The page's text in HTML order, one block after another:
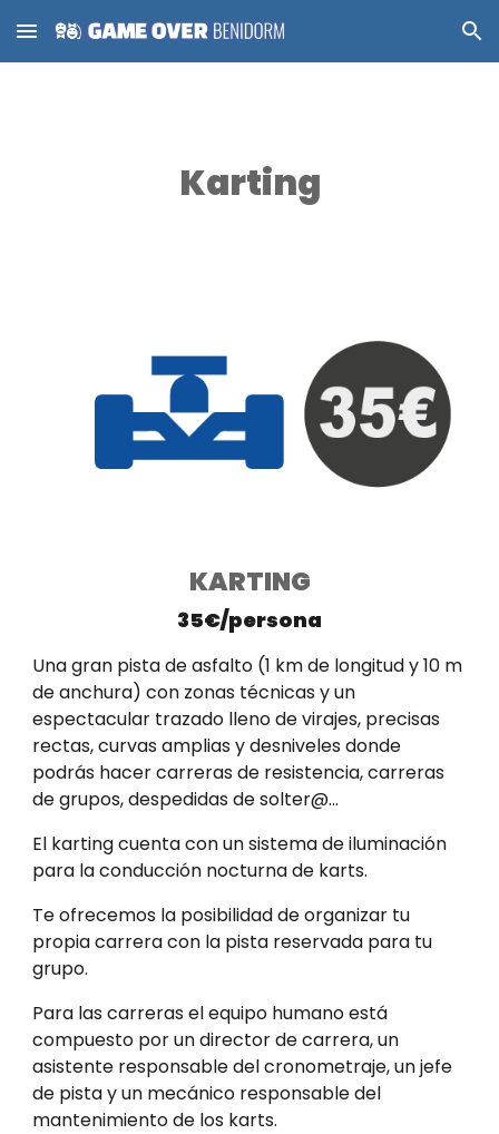
Skip to main content Skip to navigation
Karting
KARTING
35€/persona
Una gran pista de asfalto (1 km de longitud y 10 m
de anchura) con zonas técnicas y un
espectacular trazado lleno de virajes, precisas
rectas, curvas amplias y desniveles donde
podrás hacer carreras de resistencia, carreras
de grupos, despedidas de solter@...
El karting cuenta con un sistema de iluminación
para la conducción nocturna de karts.
Te ofrecemos la posibilidad de organizar tu
propia carrera con la pista reservada para tu
grupo.
Para las carreras el equipo humano está
compuesto por un director de carrera, un
asistente responsable del cronometraje, un jefe
de pista y un mecánico responsable del
mantenimiento de los karts.